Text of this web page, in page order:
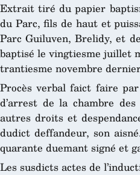
Extrait tiré du papier
du Parc, fils de haut et
Parc Guiluven, Brelidy, et
baptisé le vingtiesme juillet
trantiesme novembre
Procès verbal faict faire
d’arrest de la chambre
autres droits et
dudict deffandeur, son
quarante duemant signé et
Les susdicts actes de